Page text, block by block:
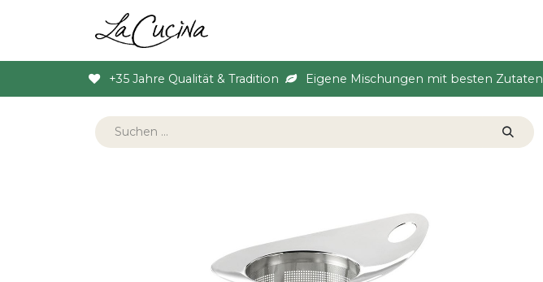
+35 Jahre Qualität & Tradition Eigene Mischungen mit besten Zutaten